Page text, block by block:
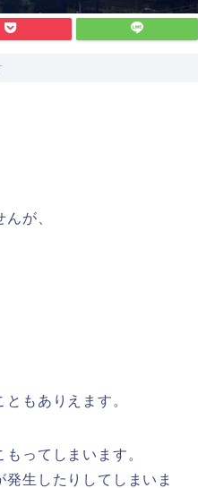
が、
もありえます。
ってしまいます。
生したりしてしまいま